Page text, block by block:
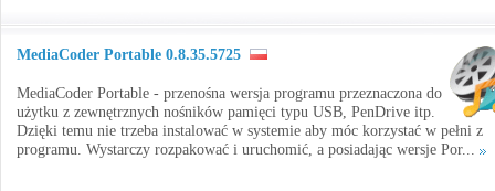
MediaCoder Portable 0.8.35.5725
MediaCoder Portable - przenośna wersja programu przeznaczona do
użytku z zewnętrznych nośników pamięci typu USB, PenDrive itp.
Dzięki temu nie trzeba instalować w systemie aby móc korzystać w pełni z
programu. Wystarczy rozpakować i uruchomić, a posiadając wersje Por...